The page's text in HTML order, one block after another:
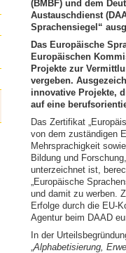
(BMBF) und dem
Austauschdienst
Sprachensiegel“
Das Europäische
Europäischen
Projekte zur
vergeben.
innovative Projekte,
auf eine
Das Zertifikat
von dem zuständigen
Mehrsprachigkeit
Bildung und
unterzeichnet ist,
„Europäische
und damit zu werben.
Erfolge durch die EU-
Agentur beim DAAD
In der
„Alphabetisierung,